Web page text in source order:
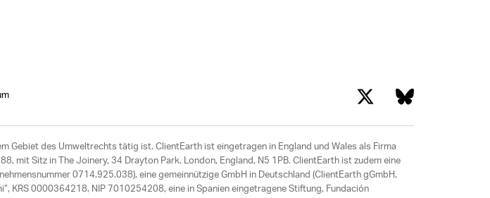
Gebiet des Umweltrechts tätig ist. ClientEarth ist eingetragen in England und Wales als Firma
mit Sitz in The Joinery, 34 Drayton Park. London, England, N5 1PB. ClientEarth ist zudem eine
0714.925.038), eine gemeinnützige GmbH in Deutschland (ClientEarth gGmbH,
KRS 0000364218, NIP 7010254208, eine in Spanien eingetragene Stiftung, Fundación